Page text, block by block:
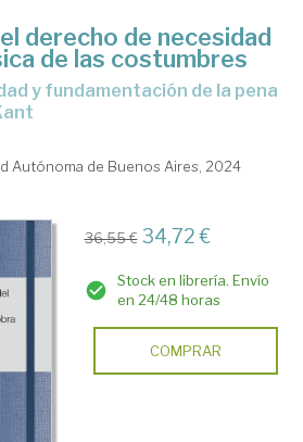
derecho de necesidad
de las costumbres
Autónoma de Buenos Aires, 2024
36,55 € 34,72 €
Stock en librería. Envío
en 24/48 horas
COMPRAR